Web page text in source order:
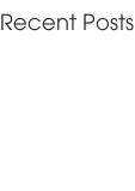
Recent Posts